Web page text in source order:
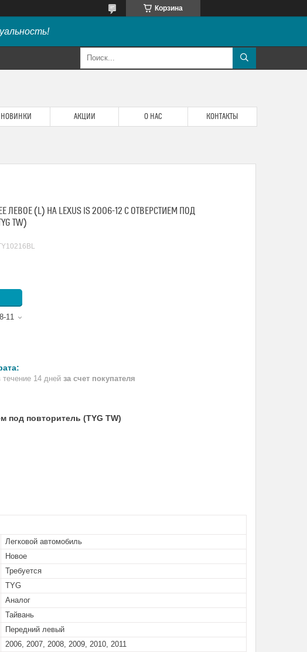
Корзина
НОВИНКИ АКЦИИ О НАС КОНТАКТЫ
ЛЕВОЕ (L) НА LEXUS IS 2006-12 С ОТВЕРСТИЕМ ПОД
TW)
11
течение 14 дней за счет покупателя
под повторитель (TYG TW)
Легковой автомобиль
Новое
Требуется
TYG
Аналог
Тайвань
Передний левый
2006, 2007, 2008, 2009, 2010, 2011